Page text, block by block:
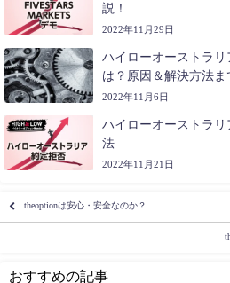
説！
2022年11月29日
ハイローオーストラ
は？原因＆解決方法ま
2022年11月6日
ハイローオーストラ
法
2022年11月21日
theoptionは安心・安全なのか？
おすすめの記事